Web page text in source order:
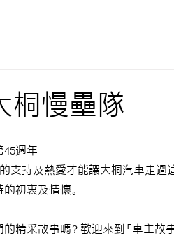
桐慢壘隊
45週年
支持及熱愛才能讓大桐汽車走過
初衷及情懷。
精采故事嗎？歡迎來到「車主故事